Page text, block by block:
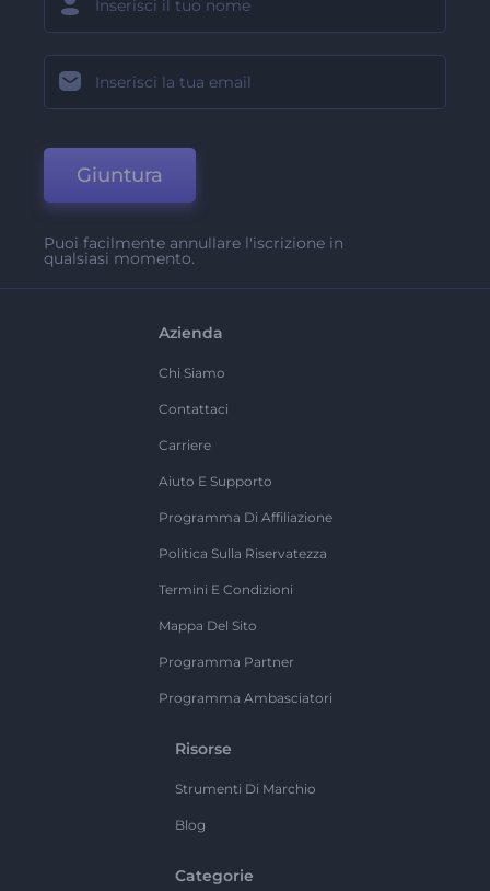
Giuntura
Puoi facilmente annullare l'iscrizione in
qualsiasi momento.
Azienda
Chi Siamo
Contattaci
Carriere
Aiuto E Supporto
Programma Di Affiliazione
Politica Sulla Riservatezza
Termini E Condizioni
Mappa Del Sito
Programma Partner
Programma Ambasciatori
Risorse
Strumenti Di Marchio
Blog
Categorie